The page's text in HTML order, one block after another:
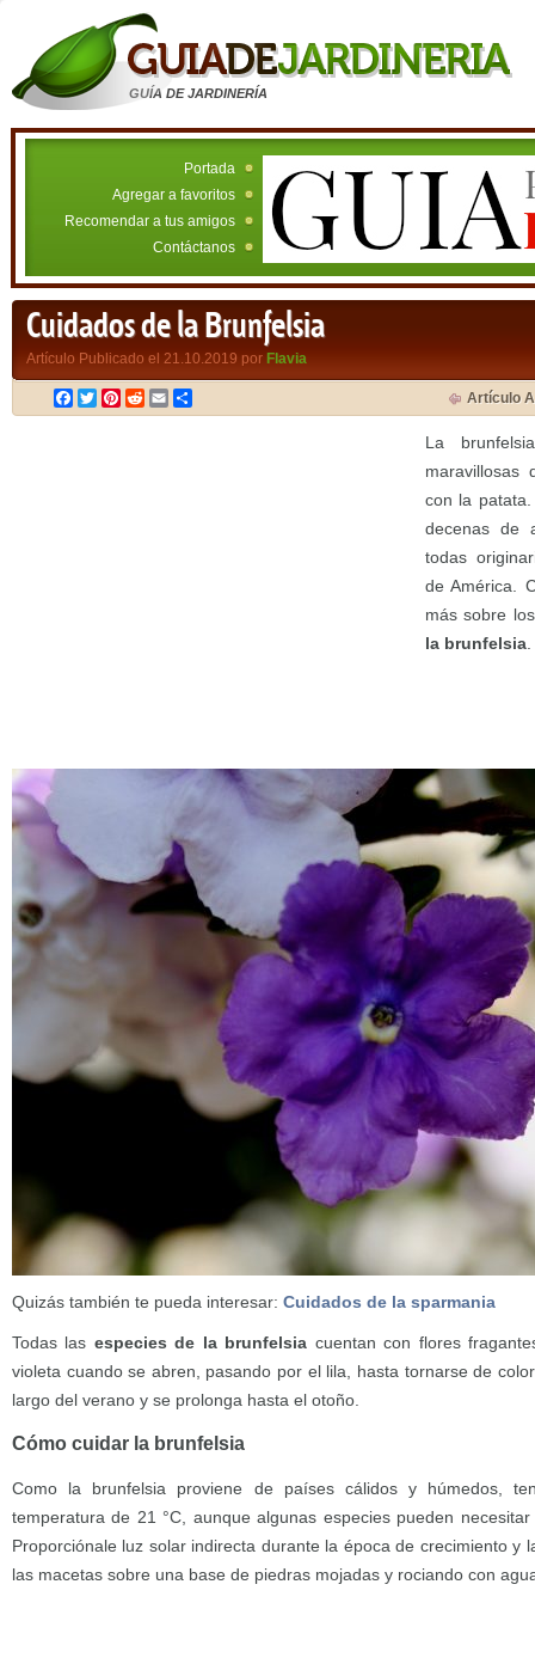
GUÍA DE JARDINERÍA
Portada
Agregar a favoritos
Recomendar a tus amigos
Contáctanos
Cuidados de la Brunfelsia
Artículo Publicado el 21.10.2019 por Flavia
Facebook
TwitterPinterest
RedditEmail Artículo
La
maravillosas
con la
decenas de
todas
de América.
más sobre
la brunfelsia
Quizás también te pueda interesar: Cuidados de la sparmania
Todas las especies de la brunfelsia cuentan con flores
violeta cuando se abren, pasando por el lila, hasta tornarse de
largo del verano y se prolonga hasta el otoño.
Cómo cuidar la brunfelsia
Como la brunfelsia proviene de países cálidos y húmedos,
temperatura de 21 °C, aunque algunas especies pueden
Proporciónale luz solar indirecta durante la época de crecimiento y
las macetas sobre una base de piedras mojadas y rociando con